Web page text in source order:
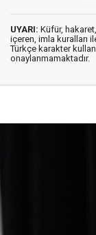
UYARI: Küfür,
içeren, imla kuralları
Türkçe karakter
onaylanmamaktadır.